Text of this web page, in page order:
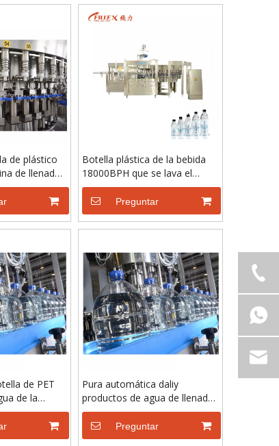
de plástico
de llenado
Botella plástica de la bebida
18000BPH que se lava el
equipo que capsula del llenado
del agua pura
Preguntar
de PET
de la
Pura automática daliy
productos de agua de llenado
que hace la máquina
ProducciónPreguntar